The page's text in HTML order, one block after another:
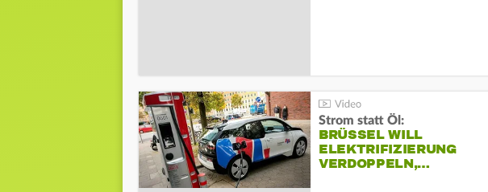
Strom statt Öl:
BRÜSSEL WILL
ELEKTRIFIZIERUNG
VERDOPPELN,…